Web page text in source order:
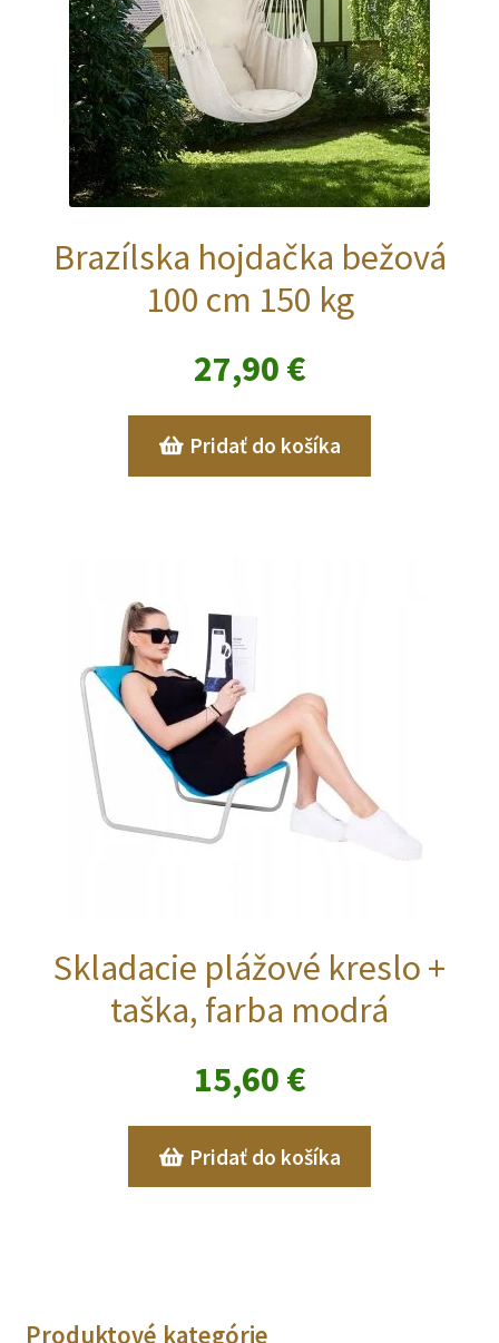
Brazílska hojdačka bežová
100 cm 150 kg
27,90 €
Pridať do košíka
Skladacie plážové kreslo +
taška, farba modrá
15,60 €
Pridať do košíka
Produktové kategórie